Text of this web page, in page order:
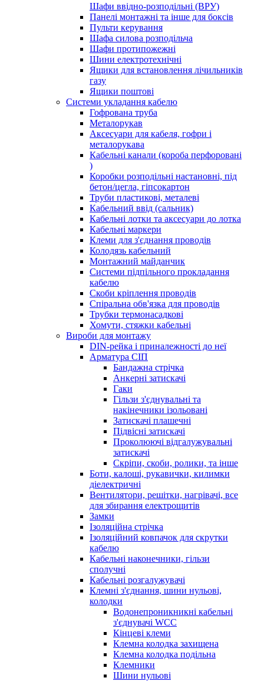
Шафи ввідно-розподільні (ВРУ)
Панелі монтажні та інше для боксів
Пульти керування
Шафа силова розподільча
Шафи протипожежні
Шини електротехнічні
Ящики для встановлення лічильників
газу
Ящики поштові
Системи укладання кабелю
Гофрована труба
Металорукав
Аксесуари для кабеля, гофри і
металорукава
Кабельні канали (короба перфоровані
)
Коробки розподільні настановні, під
бетон/цегла, гіпсокартон
Труби пластикові, металеві
Кабельний ввід (сальник)
Кабельні лотки та аксесуари до лотка
Кабельні маркери
Клеми для з'єднання проводів
Колодязь кабельний
Монтажний майданчик
Системи підпільного прокладання
кабелю
Скоби кріплення проводів
Спіральна обв'язка для проводів
Трубки термонасадкові
Хомути, стяжки кабельні
Вироби для монтажу
DIN-рейка і приналежності до неї
Арматура СІП
Бандажна стрічка
Анкерні затискачі
Гаки
Гільзи з'єднувальні та
накінечники ізольовані
Затискачі плашечні
Підвісні затискачі
Проколюючі відгалужувальні
затискачі
Скріпи, скоби, ролики, та інше
Боти, калоші, рукавички, килимки
діелектричні
Вентилятори, решітки, нагрівачі, все
для збирання електрощитів
Замки
Ізоляційна стрічка
Ізоляційний ковпачок для скрутки
кабелю
Кабельні наконечники, гільзи
сполучні
Кабельні розгалужувачі
Клемні з'єднання, шини нульові,
колодки
Водонепроникникнi кабельнi
з'єднувачi WCC
Кінцеві клеми
Клемна колодка захищена
Клемна колодка подільна
Клемники
Шини нульові